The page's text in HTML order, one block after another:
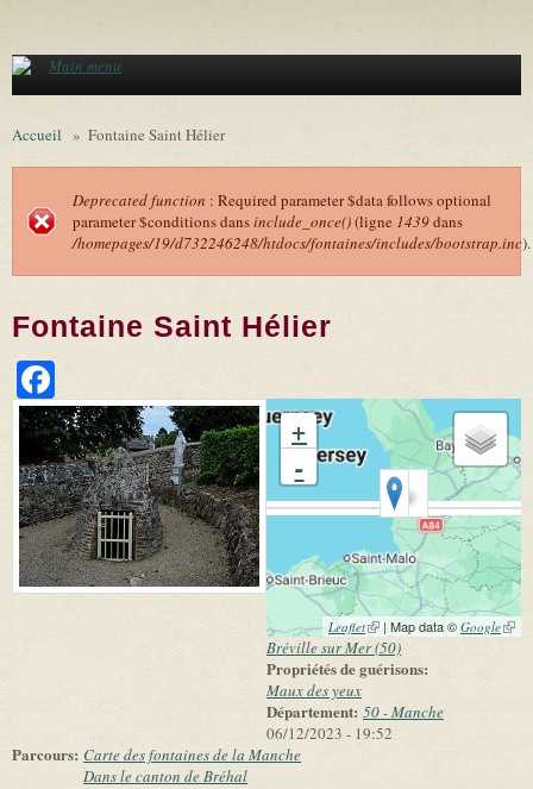
Main menu
Accueil » Fontaine Saint Hélier
Message d'erreur
Deprecated function : Required parameter $data follows optional
parameter $conditions dansinclude_once()(ligne 1439dans
/homepages/19/d732246248/htdocs/fontaines/includes/bootstrap.inc).
Fontaine Saint Hélier
+
-
Leaflet(link is external)
| Map data © Google(link
Bréville sur Mer (50)
Propriétés de guérisons:
Maux des yeux
Département: 50 - Manche
06/12/2023 - 19:52
Parcours: Carte des fontaines de la Manche
Dans le canton de Bréhal